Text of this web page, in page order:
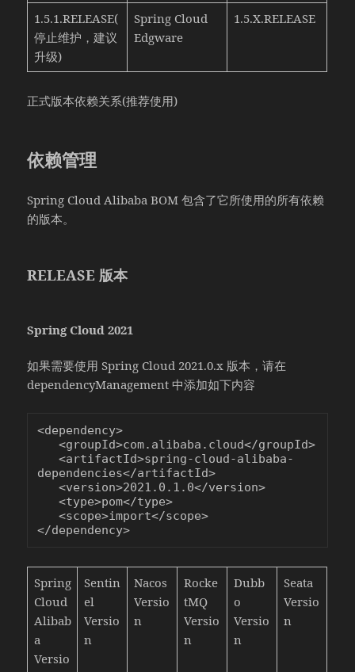
1.5.1.RELEASE(
停止维护，建议
升级)
Spring Cloud
Edgware
1.5.X.RELEASE
正式版本依赖关系(推荐使用)
依赖管理
Spring Cloud Alibaba BOM 包含了它所使用的所有依赖
的版本。
RELEASE 版本
Spring Cloud 2021
如果需要使用 Spring Cloud 2021.0.x 版本，请在
dependencyManagement 中添加如下内容
<dependency>
   <groupId>com.alibaba.cloud</groupId>
   <artifactId>spring-cloud-alibaba-
dependencies</artifactId>
   <version>2021.0.1.0</version>
   <type>pom</type>
   <scope>import</scope>
</dependency>
Spring
Cloud
Alibab
a
Versio
Sentin
el
Versio
n
Nacos
Versio
n
Rocke
tMQ
Versio
n
Dubb
o
Versio
n
Seata
Versio
n